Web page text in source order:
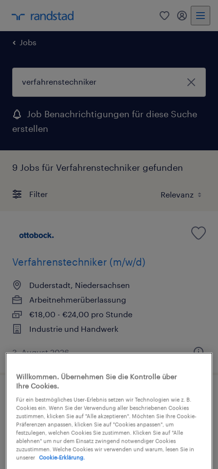
0 Mein
Jobs
Job Benachrichtigungen für diese Suche
erstellen
9 Jobs für Verfahrenstechniker gefunden
Filter
Verfahrenstechniker (m/w/d)
Duderstadt, Niedersachsen
Arbeitnehmerüberlassung
€18,00 - €24,00 pro Stunde
Industrie und Handwerk
3. August 2026
Produktionsfachkraft Chemie (m/w/d)
Burghausen, Bayern
Arbeitnehmerüberlassung
€18,15 - €26,50 pro Stunde
Gesundheit und Sozialwesen
Willkommen. Übernehmen Sie die Kontrolle über
Ihre Cookies.
Für ein bestmögliches User-Erlebnis setzen wir Technologien wie z. B.
Cookies ein. Wenn Sie der Verwendung aller beschriebenen Cookies
zustimmen, klicken Sie auf "Alle akzeptieren". Möchten Sie Ihre Cookie-
Präferenzen anpassen, klicken Sie auf "Cookies anpassen", um
festzulegen, welchen Cookies Sie zustimmen. Klicken Sie auf "Alle
ablehnen" um nur dem Einsatz zwingend notwendiger Cookies
zuzustimmen. Welche Cookies wir verwenden und warum, lesen Sie in
unserer
Cookie-Erklärung.